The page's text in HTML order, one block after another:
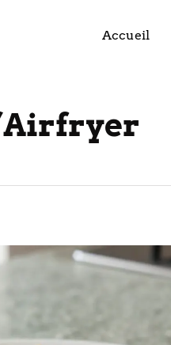
Accueil